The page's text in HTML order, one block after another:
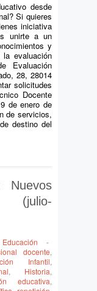
desde
Si quieres
iniciativa
unirte a un
y
evaluación
Evaluación
28, 28014
solicitudes
Docente
de enero de
de servicios,
destino del
Nuevos
(julio-
-
docente,
Infantil,
, Historia,
educativa,